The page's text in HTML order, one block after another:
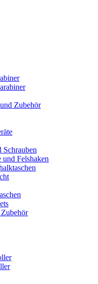
Zubehör
Schrauben
und Felshaken